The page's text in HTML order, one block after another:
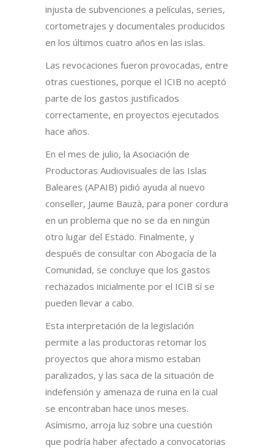
injusta de subvenciones a películas, series,
cortometrajes y documentales producidos
en los últimos cuatro años en las islas.
Las revocaciones fueron provocadas, entre
otras cuestiones, porque el ICIB no aceptó
parte de los gastos justificados
correctamente, en proyectos ejecutados
hace años.
En el mes de julio, la Asociación de
Productoras Audiovisuales de las Islas
Baleares (APAIB) pidió ayuda al nuevo
conseller, Jaume Bauzà, para poner cordura
en un problema que no se da en ningún
otro lugar del Estado. Finalmente, y
después de consultar con Abogacía de la
Comunidad, se concluye que los gastos
rechazados inicialmente por el ICIB sí se
pueden llevar a cabo.
Esta interpretación de la legislación
permite a las productoras retomar los
proyectos que ahora mismo estaban
paralizados, y las saca de la situación de
indefensión y amenaza de ruina en la cual
se encontraban hace unos meses.
Asímismo, arroja luz sobre una cuestión
que podría haber afectado a convocatorias